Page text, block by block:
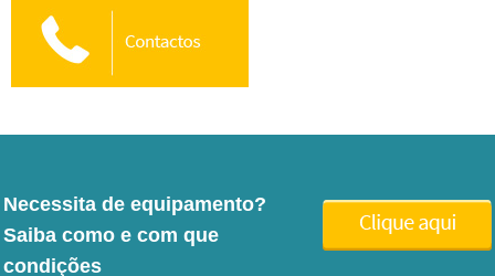
Necessita de equipamento?
Saiba como e com que
condições